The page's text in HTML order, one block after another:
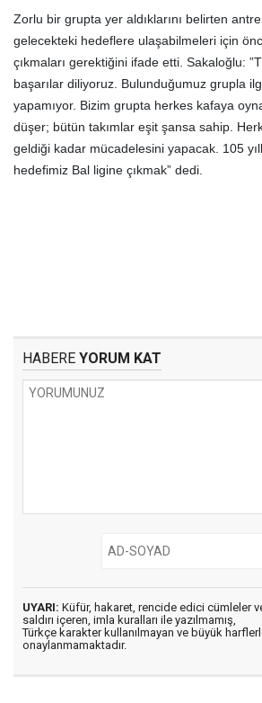
Zorlu bir grupta yer aldıklarını belirten
gelecekteki hedeflere ulaşabilmeleri için
çıkmaları gerektiğini ifade etti. Sakaloğlu:
başarılar diliyoruz. Bulunduğumuz grupla
yapamıyor. Bizim grupta herkes kafaya
düşer; bütün takımlar eşit şansa sahip.
geldiği kadar mücadelesini yapacak. 105
hedefimiz Bal ligine çıkmak” dedi.
HABERE YORUM KAT
UYARI: Küfür, hakaret, rencide edici cümleler
saldırı içeren, imla kuralları ile yazılmamış,
Türkçe karakter kullanılmayan ve büyük
onaylanmamaktadır.